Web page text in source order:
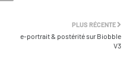
PLUS RÉCENTE
e-portrait & postérité sur Biobble
V3